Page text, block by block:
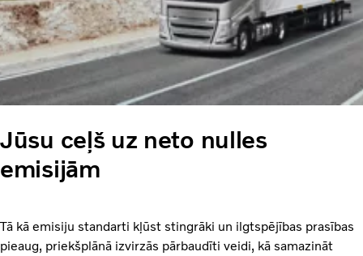
Jūsu ceļš uz neto nulles
emisijām
Tā kā emisiju standarti kļūst stingrāki un ilgtspējības prasības
pieaug, priekšplānā izvirzās pārbaudīti veidi, kā samazināt